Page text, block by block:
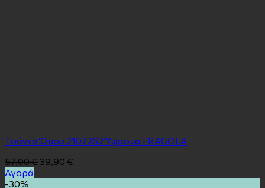
Tσάντα Ώμου 2107262 Ύφασμα FRAGOLA
57,00€ 39,90 €
Αγορά
-30%